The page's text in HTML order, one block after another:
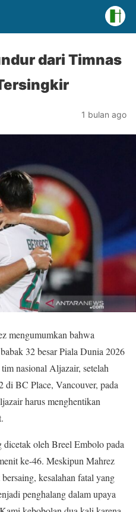
dari Timnas
1 bulan ago
mengumumkan bahwa
32 besar Piala Dunia 2026
nasional Aljazair, setelah
di BC Place, Vancouver, pada
harus menghentikan
oleh Breel Embolo pada
ke-46. Meskipun Mahrez
kesalahan fatal yang
penghalang dalam upaya